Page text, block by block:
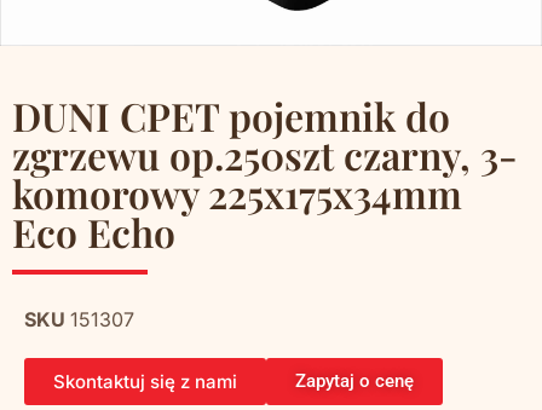
DUNI CPET pojemnik do
zgrzewu op.250szt czarny, 3-
komorowy 225x175x34mm
Eco Echo
SKU 151307
Skontaktuj się z nami Zapytaj o cenę